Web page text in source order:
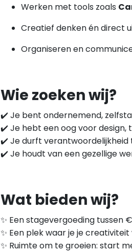
Werken met tools zoals
Creatief denken én direct
Organiseren en
Wie zoeken wij?
✔️ Je bent ondernemend,
✔️ Je hebt een oog voor design,
✔️ Je durft verantwoordelijkheid
✔️ Je houdt van een gezellige
Wat bieden wij?
✨ Een stagevergoeding tussen
✨ Een plek waar je je
✨ Ruimte om te groeien: start